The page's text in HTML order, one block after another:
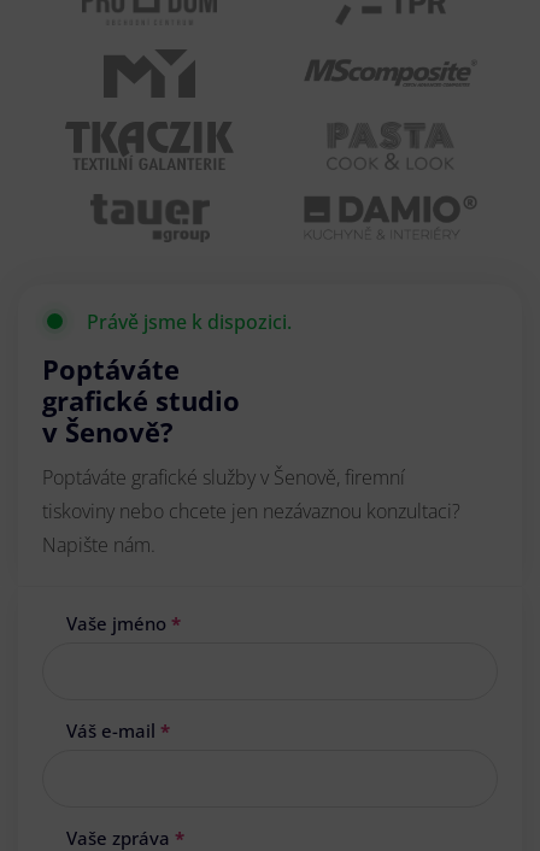
Právě jsme k dispozici.
Poptáváte
grafické studio
v Šenově?
Poptáváte grafické služby v Šenově, firemní
tiskoviny nebo chcete jen nezávaznou konzultaci?
Napište nám.
Vaše jméno *
Váš e-mail *
Vaše zpráva *